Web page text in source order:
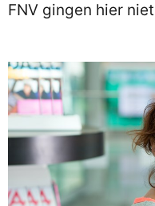
FNV gingen hier